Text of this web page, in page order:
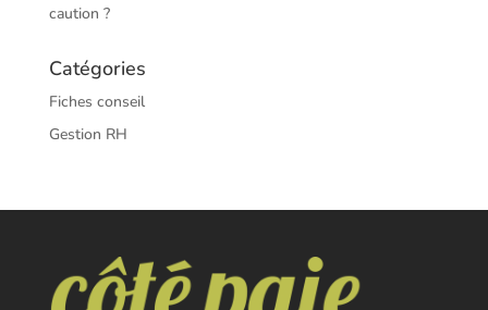
caution ?
Catégories
Fiches conseil
Gestion RH